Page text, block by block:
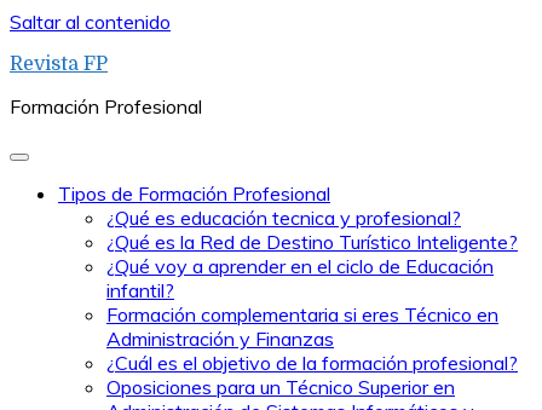
Saltar al contenido
Revista FP
Formación Profesional
Tipos de Formación Profesional
¿Qué es educación tecnica y profesional?
¿Qué es la Red de Destino Turístico Inteligente?
¿Qué voy a aprender en el ciclo de Educación
infantil?
Formación complementaria si eres Técnico en
Administración y Finanzas
¿Cuál es el objetivo de la formación profesional?
Oposiciones para un Técnico Superior en